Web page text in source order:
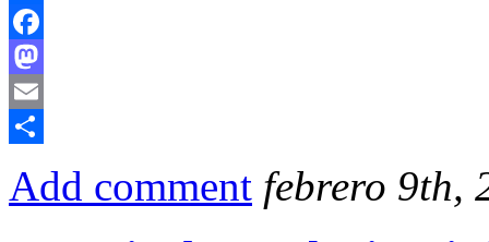
Compartir
Facebook
Mastodon
Email
Add comment febrero 9th,